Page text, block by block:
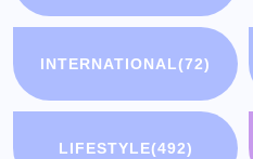
INTERNATIONAL(72)
LIFESTYLE(492)